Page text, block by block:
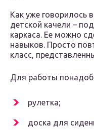
Как уже говорилось
детской качели –
каркаса. Ее можно
навыков. Просто
класс,
Для работы
рулетка;
доска для